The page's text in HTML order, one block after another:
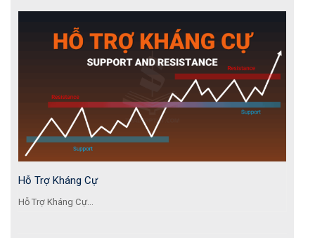
Hỗ Trợ Kháng Cự
Hỗ Trợ Kháng Cự...